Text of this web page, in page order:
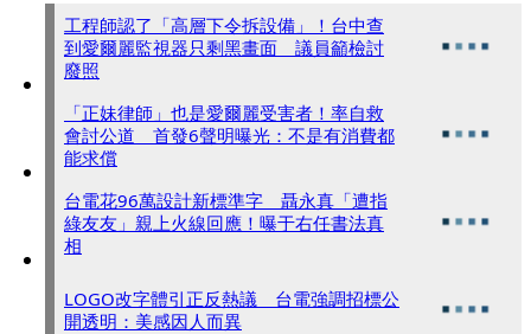
工程師認了「高層下令拆設備」！台中查
到愛爾麗監視器只剩黑畫面 議員籲檢討
廢照
「正妹律師」也是愛爾麗受害者！率自救
會討公道 首發6聲明曝光：不是有消費都
能求償
台電花96萬設計新標準字 聶永真「遭指
綠友友」親上火線回應！曝于右任書法真
相
LOGO改字體引正反熱議 台電強調招標公
開透明：美感因人而異